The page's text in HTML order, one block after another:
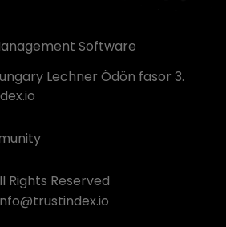
Software
Lechner Ödön fasor 3.
Rights Reserved